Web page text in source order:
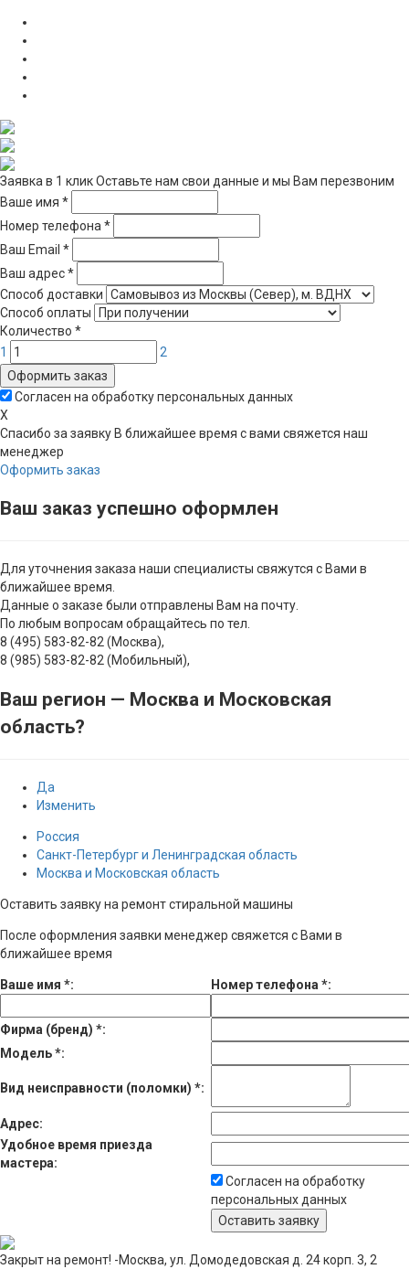
Заявка в 1 кликОставьте нам свои данные и мы Вам перезвоним
Ваше имя *
Номер телефона *
Ваш Email *
Ваш адрес*
Способ доставки
Способ оплаты
Количество *
1
2
Оформить заказ
Согласен на обработку персональных данных
X
Спасибо за заявку В ближайшее время с вами свяжется наш
менеджер
Оформить заказ
Ваш заказ успешно оформлен
Для уточнения заказа наши специалисты свяжутся с Вами в
ближайшее время.
Данные о заказе были отправлены Вам на почту.
По любым вопросам обращайтесь по тел.
8 (495) 583-82-82 (Москва),
8 (985) 583-82-82 (Мобильный),
Ваш регион — Москва и Московская
область?
Да
Изменить
Россия
Санкт-Петербург и Ленинградская область
Москва и Московская область
Оставить заявку на ремонт стиральной машины
После оформления заявки менеджер свяжется с Вами в
ближайшее время
Ваше имя *: Номер телефона *:
Фирма (бренд) *:
Модель*:
Вид неисправности (поломки) *:
Адрес:
Удобное время приезда
мастера:
Согласен на обработку
персональных данных
Закрыт на ремонт! -Москва, ул. Домодедовская д. 24 корп. 3, 2